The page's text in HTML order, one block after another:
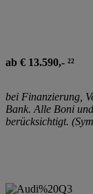
ab € 13.590,- ²²
bei Finanzierung,
Bank. Alle Boni
berücksichtigt.